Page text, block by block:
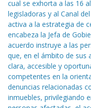
cual se exhorta a las 16
legisladoras y al Canal
activa a la estrategia de
encabeza la Jefa de
acuerdo instruye a las
que, en el ámbito de sus
clara, accesible y
competentes en la
denuncias relacionadas
inmuebles, privilegiando